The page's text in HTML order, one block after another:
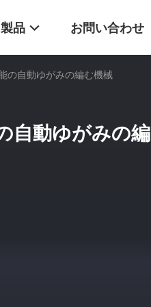
製品 お問い合わせ
の自動ゆがみの編む機械
自動ゆがみの編